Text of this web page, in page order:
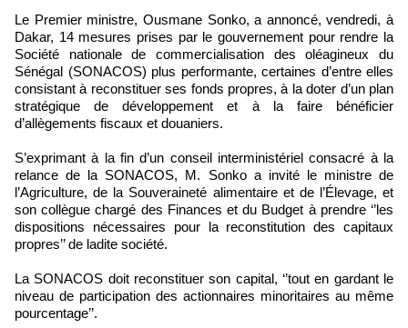
Le Premier ministre, Ousmane Sonko, a annoncé, vendredi, à
Dakar, 14 mesures prises par le gouvernement pour rendre la
Société nationale de commercialisation des oléagineux du
Sénégal (SONACOS) plus performante, certaines d’entre elles
consistant à reconstituer ses fonds propres, à la doter d’un plan
stratégique de développement et à la faire bénéficier
d’allègements fiscaux et douaniers.
S’exprimant à la fin d’un conseil interministériel consacré à la
relance de la SONACOS, M. Sonko a invité le ministre de
l’Agriculture, de la Souveraineté alimentaire et de l’Élevage, et
son collègue chargé des Finances et du Budget à prendre ‘’les
dispositions nécessaires pour la reconstitution des capitaux
propres’’ de ladite société.
La SONACOS doit reconstituer son capital, ‘’tout en gardant le
niveau de participation des actionnaires minoritaires au même
pourcentage’’.